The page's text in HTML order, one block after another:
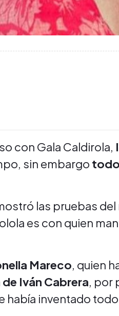
con Gala Caldirola,
sin embargo
las pruebas
es con quien
Mareco, quien
Iván Cabrera, por
había inventado